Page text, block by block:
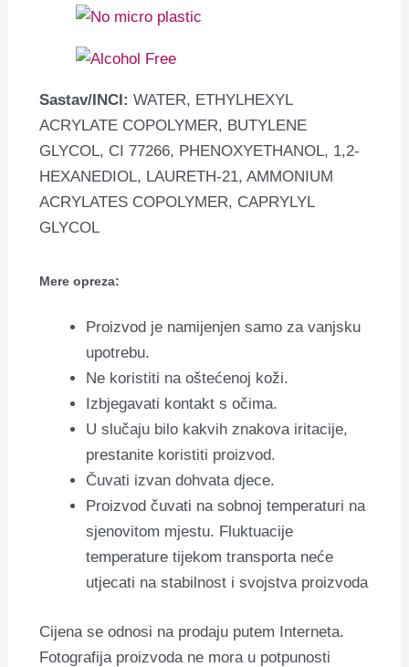
Sastav/INCI: WATER, ETHYLHEXYL
ACRYLATE COPOLYMER, BUTYLENE
GLYCOL, CI 77266, PHENOXYETHANOL, 1,2-
HEXANEDIOL, LAURETH-21, AMMONIUM
ACRYLATES COPOLYMER, CAPRYLYL
GLYCOL
Mere opreza:
Proizvod je namijenjen samo za vanjsku
upotrebu.
Ne koristiti na oštećenoj koži.
Izbjegavati kontakt s očima.
U slučaju bilo kakvih znakova iritacije,
prestanite koristiti proizvod.
Čuvati izvan dohvata djece.
Proizvod čuvati na sobnoj temperaturi na
sjenovitom mjestu. Fluktuacije
temperature tijekom transporta neće
utjecati na stabilnost i svojstva proizvoda
Cijena se odnosi na prodaju putem Interneta.
Fotografija proizvoda ne mora u potpunosti